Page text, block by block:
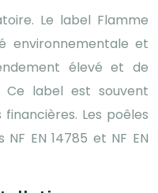
Le label Flamme
environnementale et
élevé et de
Ce label est souvent
Les poêles
EN 14785 et NF EN